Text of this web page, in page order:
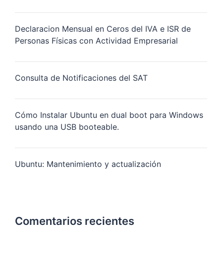
Declaracion Mensual en Ceros del IVA e ISR de
Personas Físicas con Actividad Empresarial
Consulta de Notificaciones del SAT
Cómo Instalar Ubuntu en dual boot para Windows
usando una USB booteable.
Ubuntu: Mantenimiento y actualización
Comentarios recientes